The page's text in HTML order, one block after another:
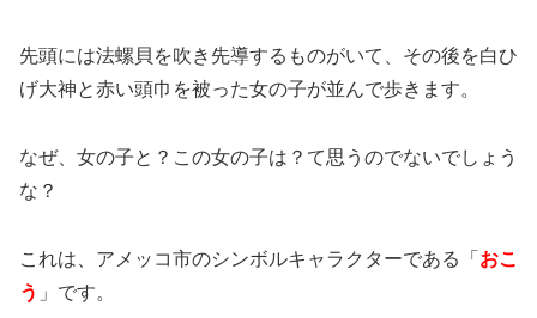
先頭には法螺貝を吹き先導するものがいて、その後を白ひ
げ大神と赤い頭巾を被った女の子が並んで歩きます。
なぜ、女の子と？この女の子は？て思うのでないでしょう
な？
これは、アメッコ市のシンボルキャラクターである「 おこ
う 」です。